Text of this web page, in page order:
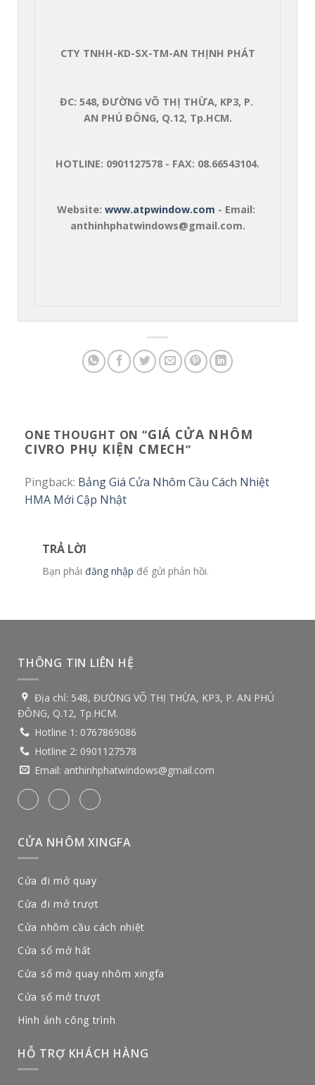
CTY TNHH-KD-SX-TM-AN THỊNH PHÁT
ĐC: 548, ĐƯỜNG VÕ THỊ THỪA, KP3, P.
AN PHÚ ĐÔNG, Q.12, Tp.HCM.
HOTLINE: 0901127578 - FAX: 08.66543104.
Website: www.atpwindow.com - Email:
anthinhphatwindows@gmail.com.
ONE THOUGHT ON “GIÁ CỬA NHÔM
CIVRO PHỤ KIỆN CMECH”
Pingback: Bảng Giá Cửa Nhôm Cầu Cách Nhiệt
HMA Mới Cập Nhật
TRẢ LỜI
Bạn phải đăng nhập để gửi phản hồi.
THÔNG TIN LIÊN HỆ
Địa chỉ: 548, ĐƯỜNG VÕ THỊ THỪA, KP3, P. AN PHÚ
ĐÔNG, Q.12, Tp.HCM.
Hotline 1: 0767869086
Hotline 2: 0901127578
Email: anthinhphatwindows@gmail.com
CỬA NHÔM XINGFA
Cửa đi mở quay
Cửa đi mở trượt
Cửa nhôm cầu cách nhiệt
Cửa sổ mở hất
Cửa sổ mở quay nhôm xingfa
Cửa sổ mở trượt
Hình ảnh công trình
HỖ TRỢ KHÁCH HÀNG